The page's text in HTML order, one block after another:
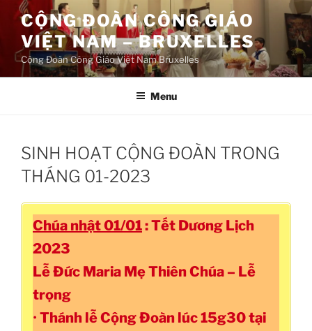
Aller
contenu
principal
CỘNG ĐOÀN CÔNG GIÁO
VIỆT NAM – BRUXELLES
Cộng Đoàn Công Giáo Việt Nam Bruxelles
Menu
SINH HOẠT CỘNG ĐOÀN TRONG
THÁNG 01-2023
Chúa nhật 01/01: Tết Dương Lịch
2023
Lễ Đức Maria Mẹ Thiên Chúa – Lễ
trọng
• Thánh lễ Cộng Đoàn lúc 15g30 tại